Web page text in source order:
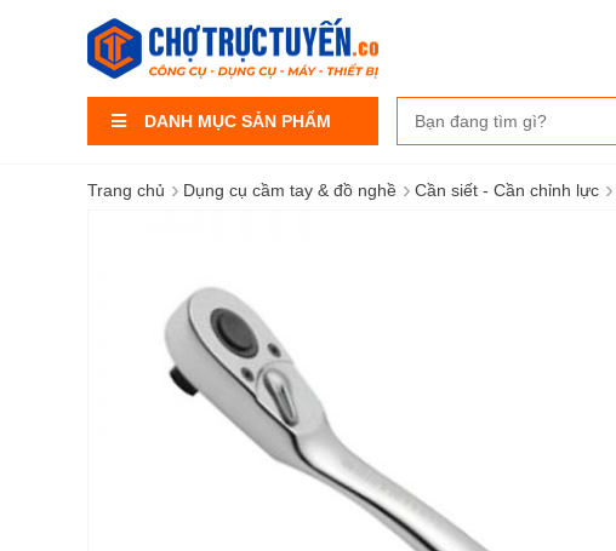
DANH MỤC SẢN PHẨM
Trang chủ › Dụng cụ cầm tay & đồ nghề › Cần siết - Cần chỉnh lực ›